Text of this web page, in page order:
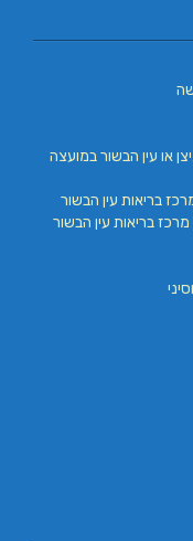
או עין הבשור במועצה
בריאות עין הבשור
בריאות עין הבשור